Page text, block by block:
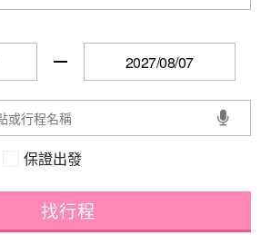
保證出發
找行程